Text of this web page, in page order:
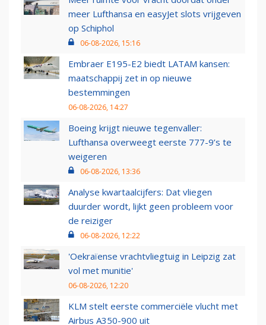
meer Lufthansa en easyJet slots vrijgeven
op Schiphol
06-08-2026, 15:16
Embraer E195-E2 biedt LATAM kansen:
maatschappij zet in op nieuwe
bestemmingen
06-08-2026, 14:27
Boeing krijgt nieuwe tegenvaller:
Lufthansa overweegt eerste 777-9’s te
weigeren
06-08-2026, 13:36
Analyse kwartaalcijfers: Dat vliegen
duurder wordt, lijkt geen probleem voor
de reiziger
06-08-2026, 12:22
'Oekraïense vrachtvliegtuig in Leipzig zat
vol met munitie'
06-08-2026, 12:20
KLM stelt eerste commerciële vlucht met
Airbus A350-900 uit